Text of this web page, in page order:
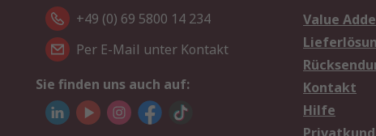
+49 (0) 69 5800 14 234
Per E-Mail unter Kontakt
Sie finden uns auch auf:
Value
Kontakt
Hilfe